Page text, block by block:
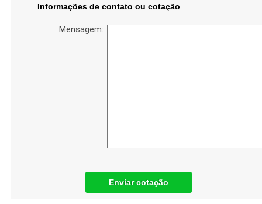
Informações de contato ou cotação
Mensagem:
Enviar cotação